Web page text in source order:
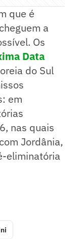
que é
a
Os
Data
do Sul
em
nas quais
Jordânia,
eliminatória